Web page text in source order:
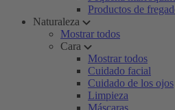
Productos de
Naturaleza
Mostrar todos
Cara
Mostrar todos
Cuidado facial
Cuidado de los ojos
Limpieza
Máscaras